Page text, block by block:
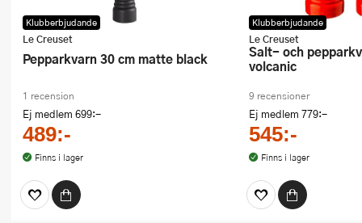
Klubberbjudande
Le Creuset
Pepparkvarn 30 cm matte black
1 recension
Ej medlem 699:-
489:-
Finns i lager
Klubberbjudande
Le Creuset
Salt- och pepparkvarnset 12 cm
volcanic
9 recensioner
Ej medlem 779:-
545:-
Finns i lager